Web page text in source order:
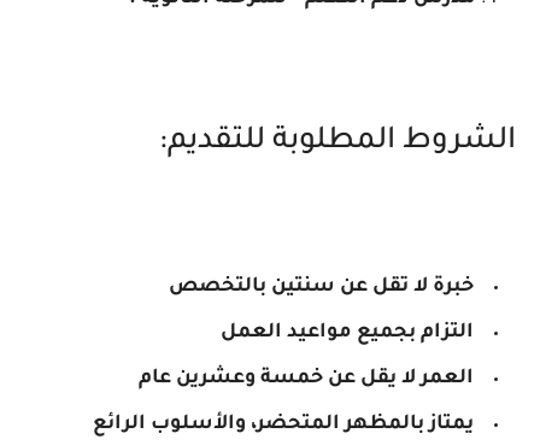
الشروط المطلوبة للتقديم:
خبرة لا تقل عن سنتين بالتخصص
التزام بجميع مواعيد العمل
العمر لا يقل عن خمسة وعشرين عام
يمتاز بالمظهر المتحضر، والأسلوب الرائع